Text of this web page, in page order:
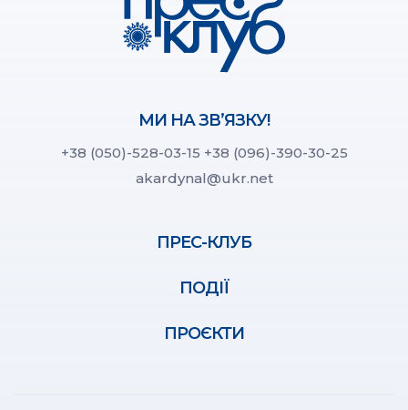
МИ НА ЗВ’ЯЗКУ!
+38 (050)-528-03-15 +38 (096)-390-30-25
akardynal@ukr.net
ПРЕС-КЛУБ
ПОДІЇ
ПРОЄКТИ